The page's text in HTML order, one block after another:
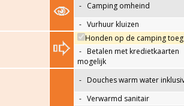
- Camping omheind
- Vurhuur kluizen
Honden op de camping
- Betalen met kredietkaarten
mogelijk
- Douches warm water
- Verwarmd sanitair